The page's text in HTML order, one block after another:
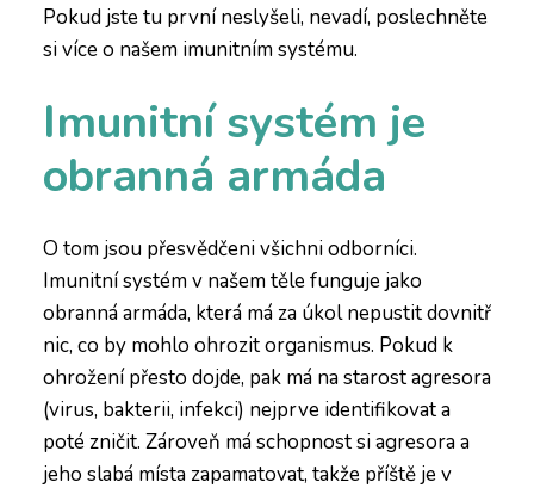
Pokud jste tu první neslyšeli, nevadí, poslechněte
si více o našem imunitním systému.
Imunitní systém je
obranná armáda
O tom jsou přesvědčeni všichni odborníci.
Imunitní systém v našem těle funguje jako
obranná armáda, která má za úkol nepustit dovnitř
nic, co by mohlo ohrozit organismus. Pokud k
ohrožení přesto dojde, pak má na starost agresora
(virus, bakterii, infekci) nejprve identifikovat a
poté zničit. Zároveň má schopnost si agresora a
jeho slabá místa zapamatovat, takže příště je v